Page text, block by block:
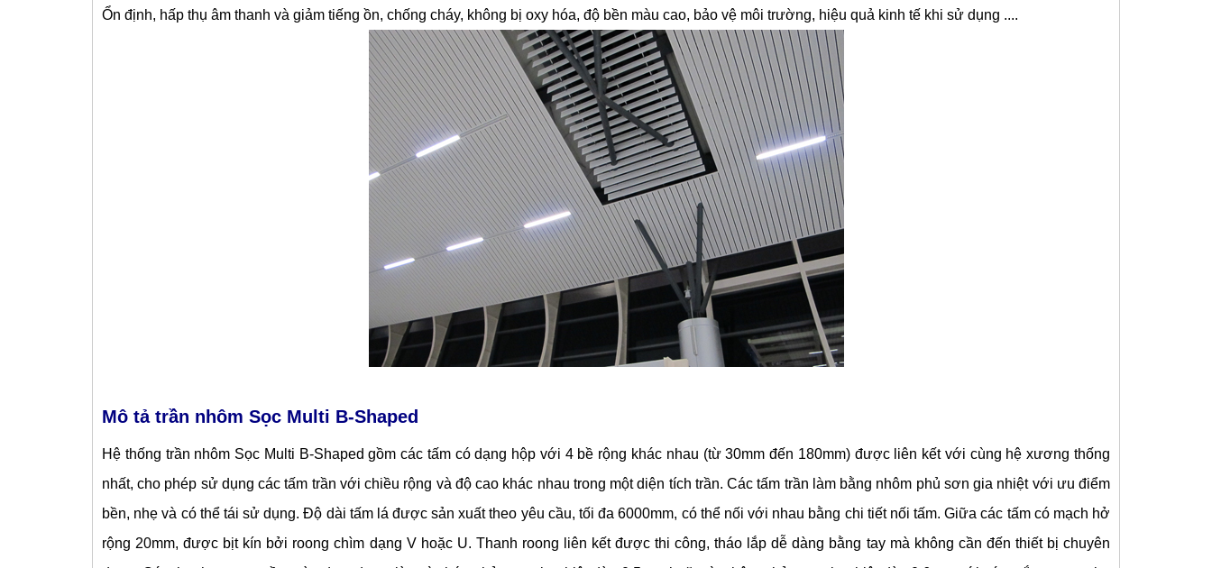
Ổn định, hấp thụ âm thanh và giảm tiếng ồn, chống cháy, không bị oxy hóa, độ bền màu cao, bảo vệ môi trường, hiệu quả kinh tế khi sử dụng ....
Mô tả trần nhôm Sọc Multi B-Shaped
Hệ thống trần nhôm Sọc Multi B-Shaped gồm các tấm có dạng hộp với 4 bề rộng khác nhau (từ 30mm đến 180mm) được liên kết với cùng hệ xương thống
nhất, cho phép sử dụng các tấm trần với chiều rộng và độ cao khác nhau trong một diện tích trần. Các tấm trần làm bằng nhôm phủ sơn gia nhiệt với ưu điểm
bền, nhẹ và có thể tái sử dụng. Độ dài tấm lá được sản xuất theo yêu cầu, tối đa 6000mm, có thể nối với nhau bằng chi tiết nối tấm. Giữa các tấm có mạch hở
rộng 20mm, được bịt kín bởi roong chìm dạng V hoặc U. Thanh roong liên kết được thi công, tháo lắp dễ dàng bằng tay mà không cần đến thiết bị chuyên